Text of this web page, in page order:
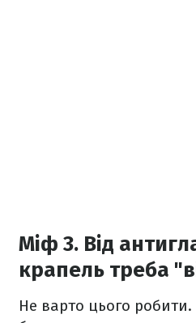
Міф 3. Від
крапель треба
Не варто цього робити.